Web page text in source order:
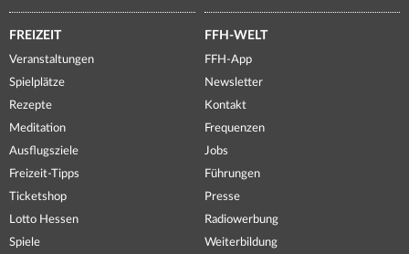
FREIZEIT
Veranstaltungen
Spielplätze
Rezepte
Meditation
Ausflugsziele
Freizeit-Tipps
Ticketshop
Lotto Hessen
Spiele
FFH-WELT
FFH-App
Newsletter
Kontakt
Frequenzen
Jobs
Führungen
Presse
Radiowerbung
Weiterbildung